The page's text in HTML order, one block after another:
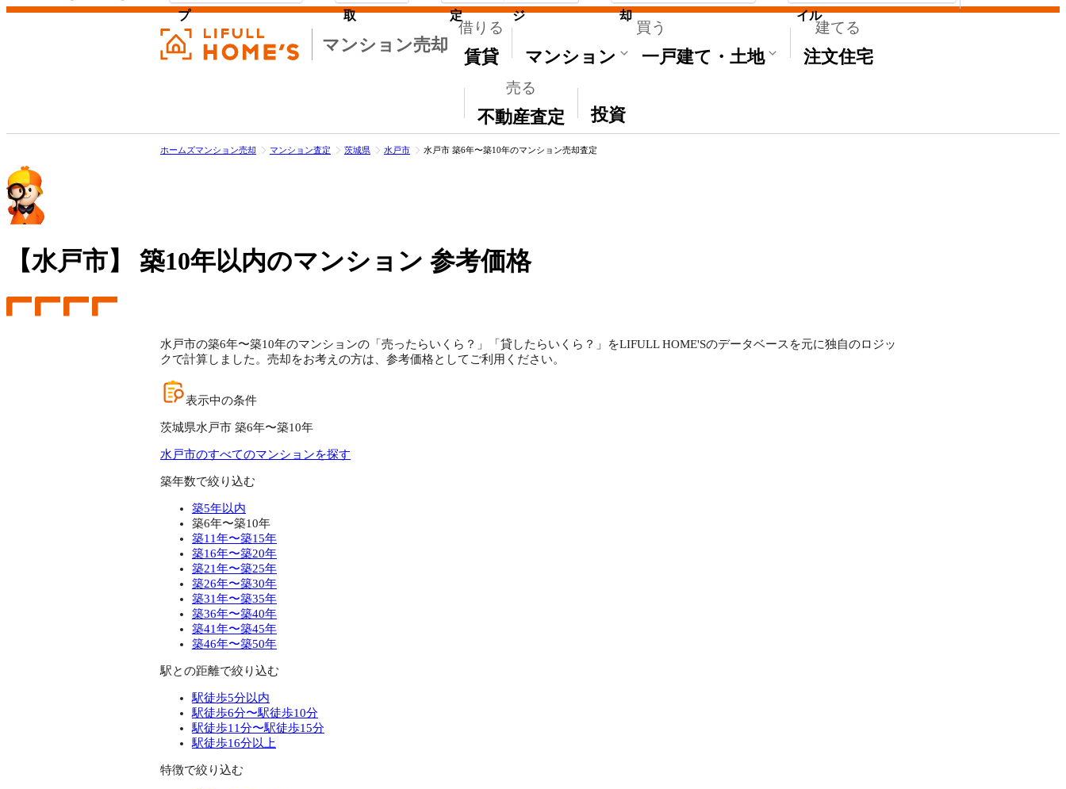
マンション売却
借りる
賃貸
買う
マンション 一戸建て・土地
建てる
注文住宅
売る
不動産査定
その他
投資
プ 取 定 ジ 却 イル
ホームズマンション売却 マンション査定 茨城県 水戸市 水戸市 築6年〜築10年のマンション売却査定
【水戸市】 築10年以内のマンション 参考価格
水戸市の築6年〜築10年のマンションの「売ったらいくら？」「貸したらいくら？」をLIFULL HOME'Sのデータベースを元に独自のロジッ
クで計算しました。売却をお考えの方は、参考価格としてご利用ください。
表示中の条件
茨城県水戸市 築6年〜築10年
水戸市のすべてのマンションを探す
築年数で絞り込む
築5年以内
築6年〜築10年
築11年〜築15年
築16年〜築20年
築21年〜築25年
築26年〜築30年
築31年〜築35年
築36年〜築40年
築41年〜築45年
築46年〜築50年
駅との距離で絞り込む
駅徒歩5分以内
駅徒歩6分〜駅徒歩10分
駅徒歩11分〜駅徒歩15分
駅徒歩16分以上
特徴で絞り込む